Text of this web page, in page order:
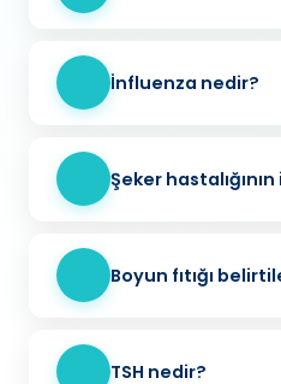
İnfluenza nedir?
Şeker
Boyun fıtığı
TSH nedir?